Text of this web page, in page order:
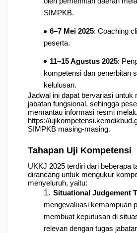
SIMPKB.
6–7 Mei 2025: Coaching
peserta.
11–15 Agustus 2025:
kompetensi dan penerbitan
kelulusan.
Jadwal ini dapat bervariasi untuk
jabatan fungsional, sehingga
https://
SIMPKB masing-masing.
Tahapan Uji Kompetensi
UKKJ 2025 terdiri dari beberapa
dirancang untuk mengukur
menyeluruh, yaitu:
Situational Judgement
mengevaluasi kemampuan
membuat keputusan di
relevan dengan tugas